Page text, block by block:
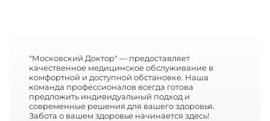
"Московский Доктор" — предоставляет
качественное медицинское обслуживание в
комфортной и доступной обстановке. Наша
команда профессионалов всегда готова
предложить индивидуальный подход и
современные решения для вашего здоровья.
Забота о вашем здоровье начинается здесь!